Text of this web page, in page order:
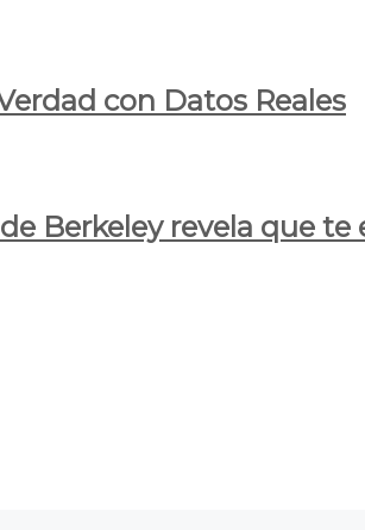
con Datos Reales
Berkeley revela que te